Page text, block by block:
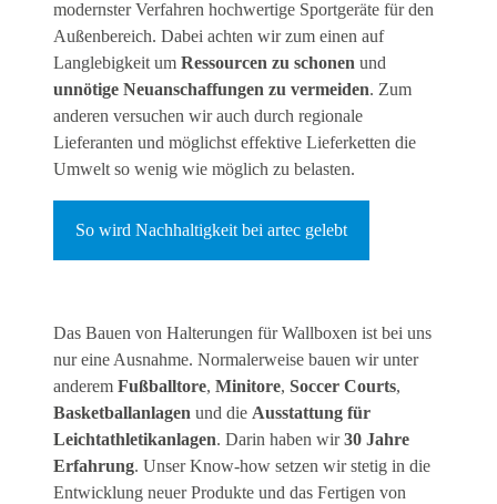
modernster Verfahren hochwertige Sportgeräte für den
Außenbereich. Dabei achten wir zum einen auf
Langlebigkeit um Ressourcen zu schonen und
unnötige Neuanschaffungen zu vermeiden. Zum
anderen versuchen wir auch durch regionale
Lieferanten und möglichst effektive Lieferketten die
Umwelt so wenig wie möglich zu belasten.
So wird Nachhaltigkeit bei artec gelebt
Das Bauen von Halterungen für Wallboxen ist bei uns
nur eine Ausnahme. Normalerweise bauen wir unter
anderem Fußballtore, Minitore, Soccer Courts,
Basketballanlagen und die Ausstattung für
Leichtathletikanlagen. Darin haben wir30 Jahre
Erfahrung. Unser Know-how setzen wir stetig in die
Entwicklung neuer Produkte und das Fertigen von